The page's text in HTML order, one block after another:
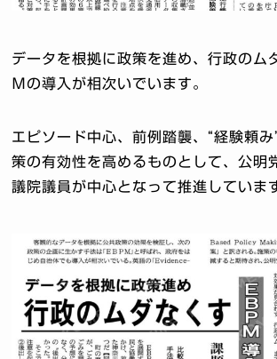
データを根拠に政策を進め、行政のム
Ｍの導入が相次いでいます。
エピソード中心、前例踏襲、“経験頼
策の有効性を高めるものとして、公明
議院議員が中心となって推進していま